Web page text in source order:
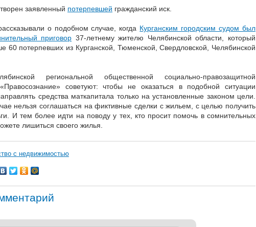
заявленный потерпевшей гражданский иск.
о подобном случае, когда Курганским городским судом был
приговор 37-летнему жителю Челябинской области, который
60 потерпевших из Курганской, Тюменской, Свердловской, Челябинской
региональной общественной социально-правозащитной
советуют: чтобы не оказаться в подобной ситуации
средства маткапитала только на установленные законом цели.
нельзя соглашаться на фиктивные сделки с жильем, с целью получить
И тем более идти на поводу у тех, кто просит помочь в сомнительных
лишиться своего жилья.
с недвижимостью